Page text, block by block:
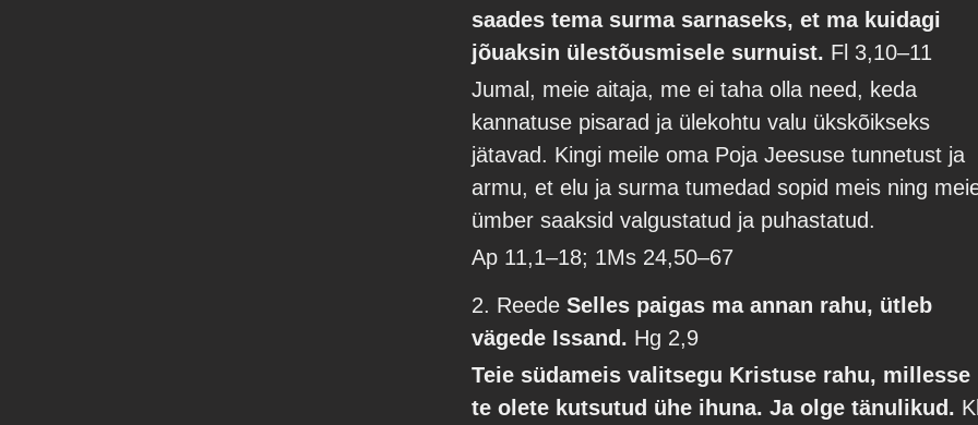
saades tema surma sarnaseks, et ma kuidagi
jõuaksin ülestõusmisele surnuist. Fl 3,10–11
Jumal, meie aitaja, me ei taha olla need, keda
kannatuse pisarad ja ülekohtu valu ükskõikseks
jätavad. Kingi meile oma Poja Jeesuse tunnetust ja
armu, et elu ja surma tumedad sopid meis ning
ümber saaksid valgustatud ja puhastatud.
Ap 11,1–18; 1Ms 24,50–67
2. ReedeSelles paigas ma annan rahu, ütleb
vägede Issand. Hg 2,9
Teie südameis valitsegu Kristuse rahu, millesse
te olete kutsutud ühe ihuna. Ja olge tänulikud.